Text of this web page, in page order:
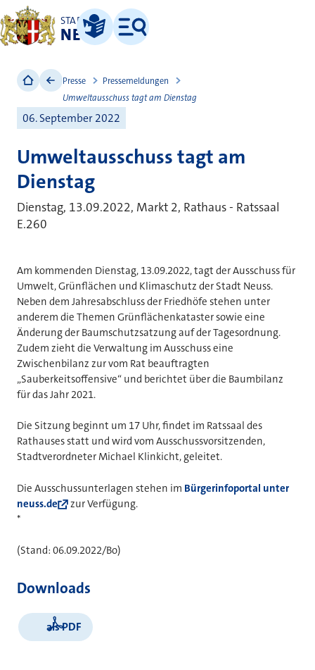
STADT
NEUSS
Leichte Sprache
Menü
Presse
Pressemeldungen
Umweltausschuss tagt am Dienstag
06. September 2022
Umweltausschuss tagt am
Dienstag
Dienstag, 13.09.2022, Markt 2, Rathaus - Ratssaal
E.260
Am kommenden Dienstag, 13.09.2022, tagt der Ausschuss für
Umwelt, Grünflächen und Klimaschutz der Stadt Neuss.
Neben dem Jahresabschluss der Friedhöfe stehen unter
anderem die Themen Grünflächenkataster sowie eine
Änderung der Baumschutzsatzung auf der Tagesordnung.
Zudem zieht die Verwaltung im Ausschuss eine
Zwischenbilanz zur vom Rat beauftragten
„Sauberkeitsoffensive“ und berichtet über die Baumbilanz
für das Jahr 2021.
Die Sitzung beginnt um 17 Uhr, findet im Ratssaal des
Rathauses statt und wird vom Ausschussvorsitzenden,
Stadtverordneter Michael Klinkicht, geleitet.
Die Ausschussunterlagen stehen im Bürgerinfoportal unter
neuss.de
zur Verfügung.
*
(Stand: 06.09.2022/Bo)
Downloads
als PDF